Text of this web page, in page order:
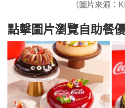
（圖片來源：
點擊圖片瀏覽自助餐